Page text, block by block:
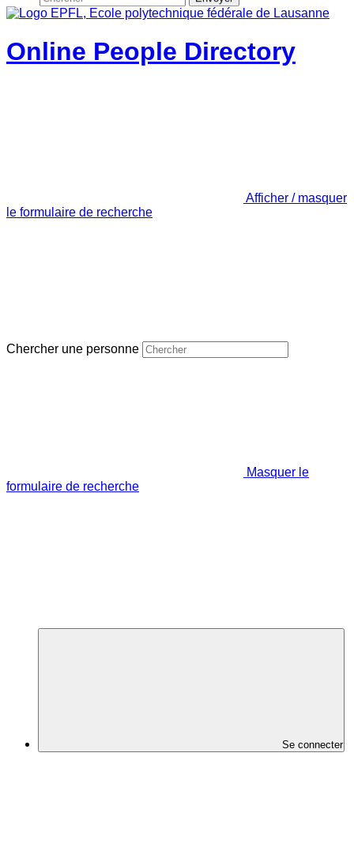
Online People Directory
Afficher / masquer
le formulaire de recherche
Chercher une personne
Masquer le
formulaire de recherche
Se connecter